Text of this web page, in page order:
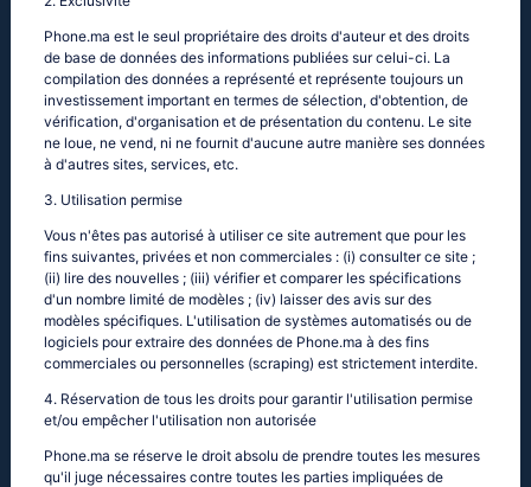
Phone.ma est le seul propriétaire des droits d'auteur et des droits
de base de données des informations publiées sur celui-ci. La
compilation des données a représenté et représente toujours un
investissement important en termes de sélection, d'obtention, de
vérification, d'organisation et de présentation du contenu. Le site
ne loue, ne vend, ni ne fournit d'aucune autre manière ses données
à d'autres sites, services, etc.
3. Utilisation permise
Vous n'êtes pas autorisé à utiliser ce site autrement que pour les
fins suivantes, privées et non commerciales : (i) consulter ce site ;
(ii) lire des nouvelles ; (iii) vérifier et comparer les spécifications
d'un nombre limité de modèles ; (iv) laisser des avis sur des
modèles spécifiques. L'utilisation de systèmes automatisés ou de
logiciels pour extraire des données de Phone.ma à des fins
commerciales ou personnelles (scraping) est strictement interdite.
4. Réservation de tous les droits pour garantir l'utilisation permise
et/ou empêcher l'utilisation non autorisée
Phone.ma se réserve le droit absolu de prendre toutes les mesures
qu'il juge nécessaires contre toutes les parties impliquées de